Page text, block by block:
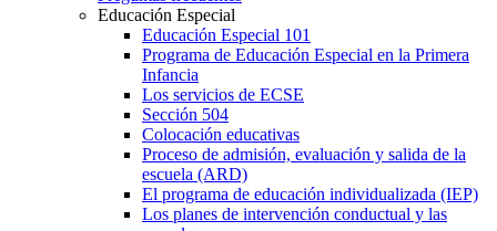
Educación Especial
Educación Especial 101
Programa de Educación Especial en la Primera
Infancia
Los servicios de ECSE
Sección 504
Colocación educativas
Proceso de admisión, evaluación y salida de la
escuela (ARD)
El programa de educación individualizada (IEP)
Los planes de intervención conductual y las